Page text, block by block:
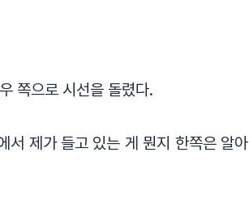
쪽으로 시선을 돌렸다.
서 제가 들고 있는 게 뭔지 한쪽은 알아